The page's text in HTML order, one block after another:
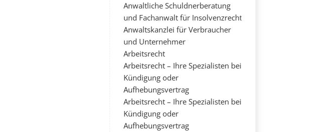
Anwaltliche Schuldnerberatung
und Fachanwalt für Insolvenzrecht
Anwaltskanzlei für Verbraucher
und Unternehmer
Arbeitsrecht
Arbeitsrecht – Ihre Spezialisten bei
Kündigung oder
Aufhebungsvertrag
Arbeitsrecht – Ihre Spezialisten bei
Kündigung oder
Aufhebungsvertrag